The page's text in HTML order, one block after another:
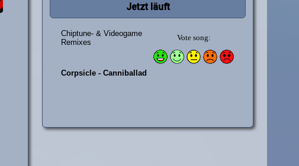
Jetzt läuft